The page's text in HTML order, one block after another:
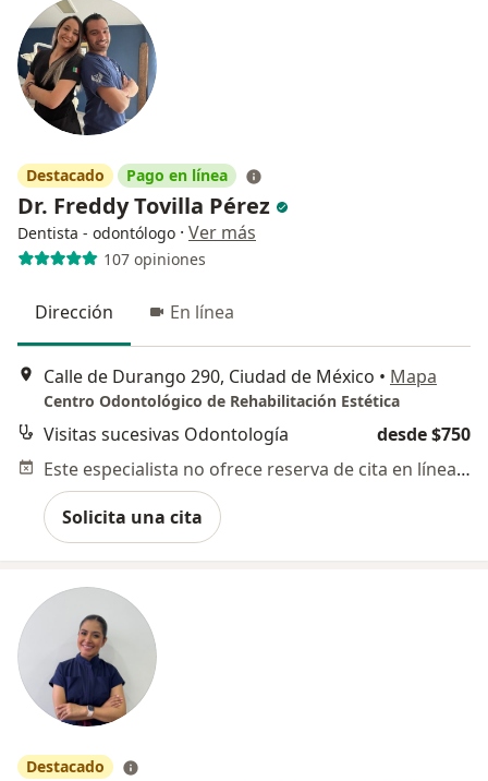
Destacado Pago en línea
Dr. Freddy Tovilla Pérez
Dentista - odontólogo · Ver más
107 opiniones
Dirección En línea
Calle de Durango 290, Ciudad de México • Mapa
Centro Odontológico de Rehabilitación Estética
Visitas sucesivas Odontología
desde $750
Este especialista no ofrece reserva de cita en línea en esta dirección.
Solicita una cita
Destacado